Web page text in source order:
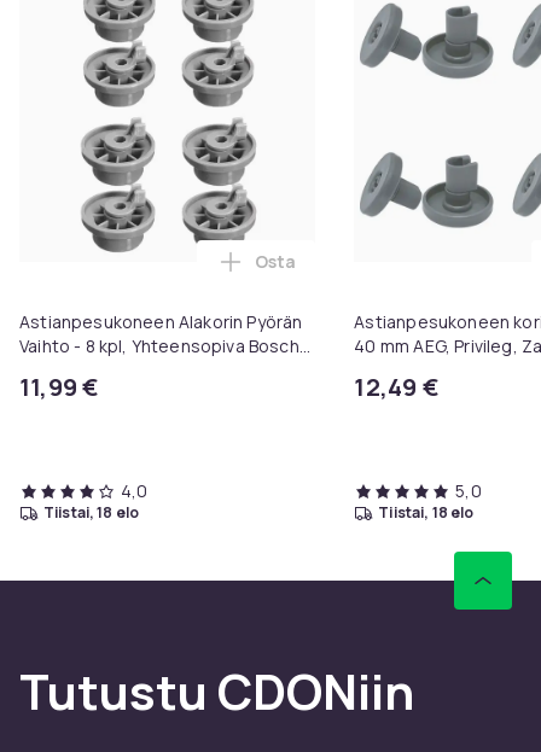
Astianpesukoneen Alakorin Pyörän
Vaihto - 8 kpl, Yhteensopiva Bosch
Kanssa
11,99 €
Lisää Astianpesukoneen
Osta
4,0
tiistai, 18 elo
Astianpesukoneen
40 mm AEG, Privileg,
12,49 €
5,0
tiistai, 18 elo
Tutustu CDONiin